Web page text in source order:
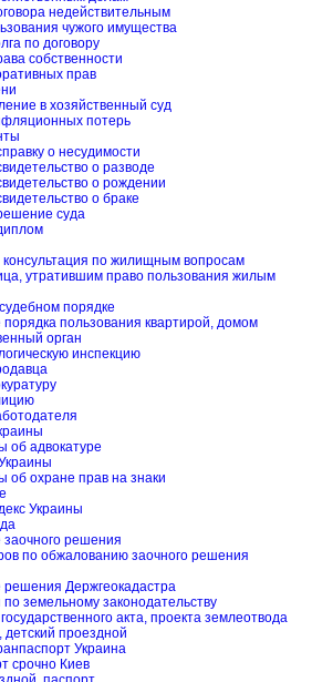
недействительным
чужого имущества
по договору
собственности
прав
в хозяйственный суд
потерь
о несудимости
о разводе
о рождении
о браке
суда
по жилищным вопросам
утратившим право пользования жилым
порядке
пользования квартирой, домом
орган
инспекцию
об адвокатуре
об охране прав на знаки
Украины
решения
по обжалованию заочного решения
Держгеокадастра
по земельному законодательству
акта, проекта землеотвода
детский проездной
Украина
срочно Киев